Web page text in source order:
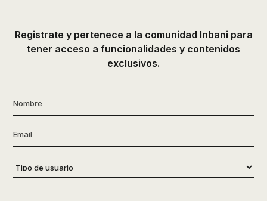
Registrate y pertenece a la comunidad Inbani para
tener acceso a funcionalidades y contenidos
exclusivos.
Nombre
Email
Tipo
de